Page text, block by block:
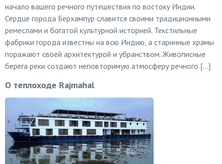
начало вашего речного путешествия по востоку Индии.
Сердце города Берхампур славится своими традиционными
ремеслами и богатой культурной историей. Текстильные
фабрики города известны на всю Индию, а старинные храмы
поражают своей архитектурой и убранством. Живописные
берега реки создают неповторимую атмосферу речного […]
О теплоходе Rajmahal